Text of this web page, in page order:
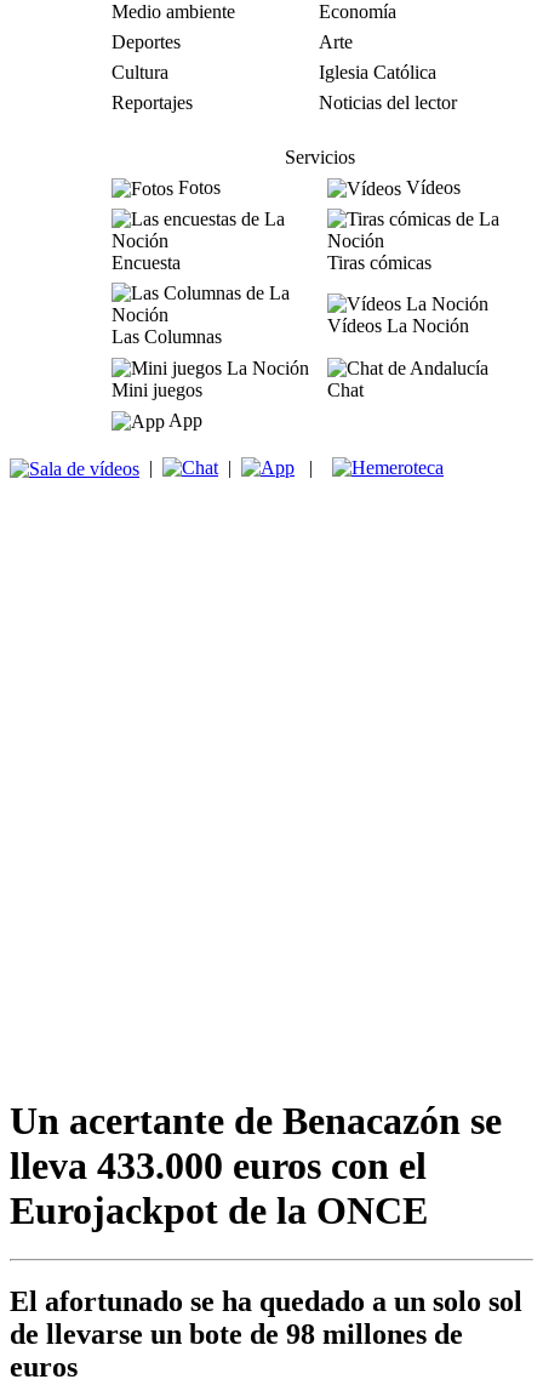
Medio ambiente
Economía
Deportes
Arte
Cultura
Iglesia Católica
Reportajes
Noticias del lector
Servicios
Fotos
Vídeos
Encuesta Tiras cómicas
Las Columnas
Vídeos La Noción
Mini juegos
Chat
App
| | |
Un acertante de Benacazón se
lleva 433.000 euros con el
Eurojackpot de la ONCE
El afortunado se ha quedado a un solo sol
de llevarse un bote de 98 millones de
euros